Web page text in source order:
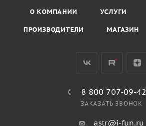
О КОМПАНИИ УСЛУГИ
ПРОИЗВОДИТЕЛИ МАГАЗИН
8 800 707-09-42
ЗАКАЗАТЬ ЗВОНОК
astr@i-fun.ru